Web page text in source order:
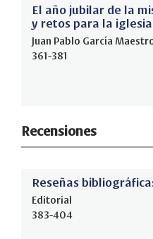
El año jubilar de la
y retos para la
Juan Pablo García
361-381
Recensiones
Reseñas
Editorial
383-404